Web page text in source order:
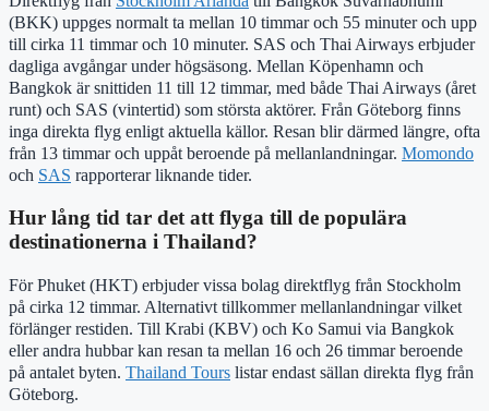
(BKK) uppges normalt ta mellan 10 timmar och 55 minuter och upp
till cirka 11 timmar och 10 minuter. SAS och Thai Airways erbjuder
dagliga avgångar under högsäsong. Mellan Köpenhamn och
Bangkok är snittiden 11 till 12 timmar, med både Thai Airways (året
runt) och SAS (vintertid) som största aktörer. Från Göteborg finns
inga direkta flyg enligt aktuella källor. Resan blir därmed längre, ofta
från 13 timmar och uppåt beroende på mellanlandningar. Momondo
och SAS rapporterar liknande tider.
Hur lång tid tar det att flyga till de populära
destinationerna i Thailand?
För Phuket (HKT) erbjuder vissa bolag direktflyg från Stockholm
på cirka 12 timmar. Alternativt tillkommer mellanlandningar vilket
förlänger restiden. Till Krabi (KBV) och Ko Samui via Bangkok
eller andra hubbar kan resan ta mellan 16 och 26 timmar beroende
på antalet byten. Thailand Tours listar endast sällan direkta flyg från
Göteborg.